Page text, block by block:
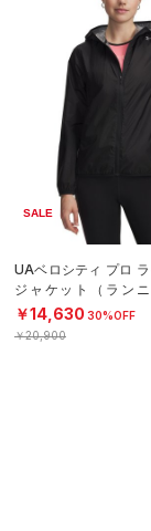
SALE
UAベロシティ プロ
ジャケット（ランニ
N）
￥14,630 30%OFF
￥20,900